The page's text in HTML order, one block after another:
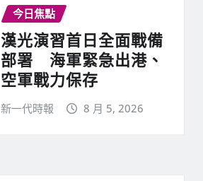
今日焦點
漢光演習首日全面戰備
部署 海軍緊急出港、
空軍戰力保存
新一代時報 8 月 5, 2026